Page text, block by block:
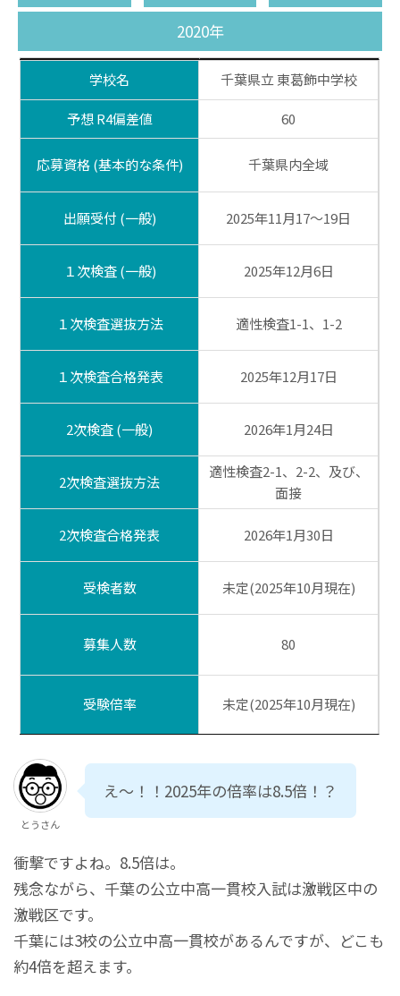
2020年
学校名 千葉県立 東葛飾中学校
予想 R4偏差値 60
応募資格 (基本的な条件) 千葉県内全域
出願受付 (一般) 2025年11月17～19日
１次検査 (一般) 2025年12月6日
１次検査選抜方法 適性検査1-1、1-2
１次検査合格発表 2025年12月17日
2次検査 (一般) 2026年1月24日
2次検査選抜方法
適性検査2-1、2-2、及び、
面接
2次検査合格発表 2026年1月30日
受検者数 未定(2025年10月現在)
募集人数 80
受験倍率 未定(2025年10月現在)
とうさん
え～！！2025年の倍率は8.5倍！？
衝撃ですよね。8.5倍は。
残念ながら、千葉の公立中高一貫校入試は激戦区中の
激戦区です。
千葉には3校の公立中高一貫校があるんですが、どこも
約4倍を超えます。